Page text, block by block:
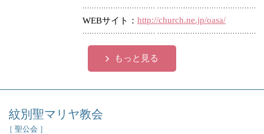
WEBサイト http://church.ne.jp/oasa/
もっと見る
紋別聖マリヤ教会
［ 聖公会 ］